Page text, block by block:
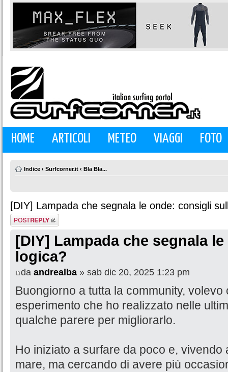
HOME ARTICOLI METEO VIAGGI FOTO
Indice ‹ Surfcorner.it ‹ Bla Bla...
[DIY] Lampada che segnala le onde: consigli
Rispondi al
messaggio
[DIY] Lampada che segnala
logica?
da andrealba » sab dic 20, 2025 1:23 pm
Buongiorno a tutta la community,
esperimento che ho realizzato nelle
qualche parere per migliorarlo.
Ho iniziato a surfare da poco e,
mare, ma cercando di avere più